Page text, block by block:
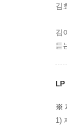
김
김
듣
LP
※
1)